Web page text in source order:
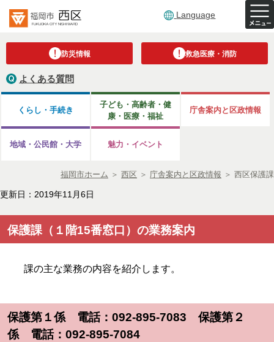
Language
防災情報 救急医療・消防
よくある質問
くらし・手続き
子ども・高齢者・健
康・医療・福祉
庁舎案内と区政情報
地域・公民館・大学 魅力・イベント
福岡市ホーム ＞ 西区 ＞ 庁舎案内と区政情報 ＞ 西区保護課
更新日：2019年11月6日
保護課（１階15番窓口）の業務案内
課の主な業務の内容を紹介します。
保護第１係 電話：092-895-7083 保護第２
係 電話：092-895-7084